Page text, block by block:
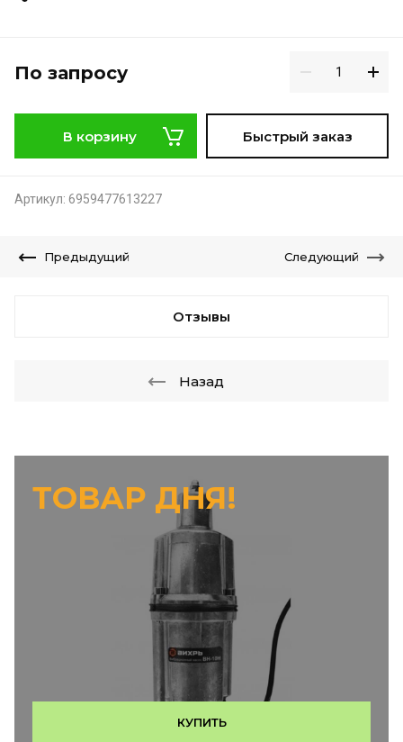
ТОВАР ДНЯ!
КУПИТЬ
По запросу
В корзину Быстрый заказ
Артикул: 6959477613227
Предыдущий Следующий
Отзывы
Назад